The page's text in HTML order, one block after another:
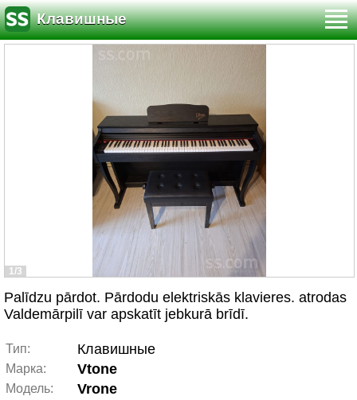
Клавишные
1/3
Palīdzu pārdot. Pārdodu elektriskās klavieres. atrodas
Valdemārpilī var apskatīt jebkurā brīdī.
Тип: Клавишные
Марка: Vtone
Модель: Vrone